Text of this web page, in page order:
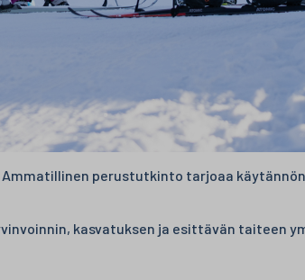
perustutkinto tarjoaa
kasvatuksen ja esittävän taiteen